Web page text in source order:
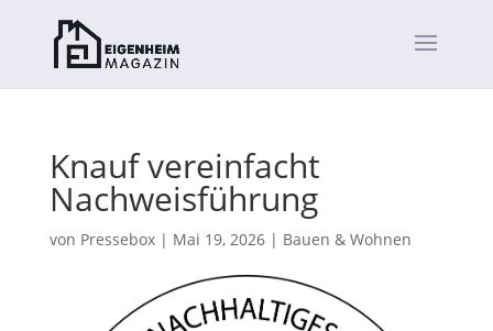
Knauf vereinfacht
Nachweisführung
von Pressebox| Mai 19, 2026| Bauen & Wohnen